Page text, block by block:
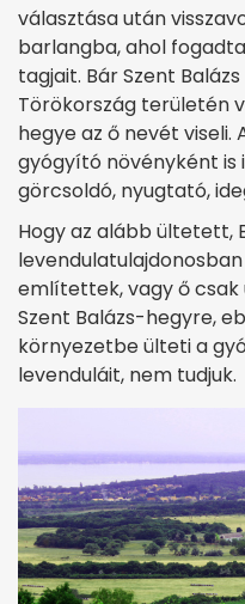
választása után
barlangba, ahol
tagjait. Bár Szent
Törökország területén
hegye az ő nevét viseli.
gyógyító növényként
görcsoldó, nyugtató,
Hogy az alább ültetett,
említettek, vagy ő csak
Szent Balázs-hegyre,
környezetbe ülteti a
levenduláit, nem tudjuk.